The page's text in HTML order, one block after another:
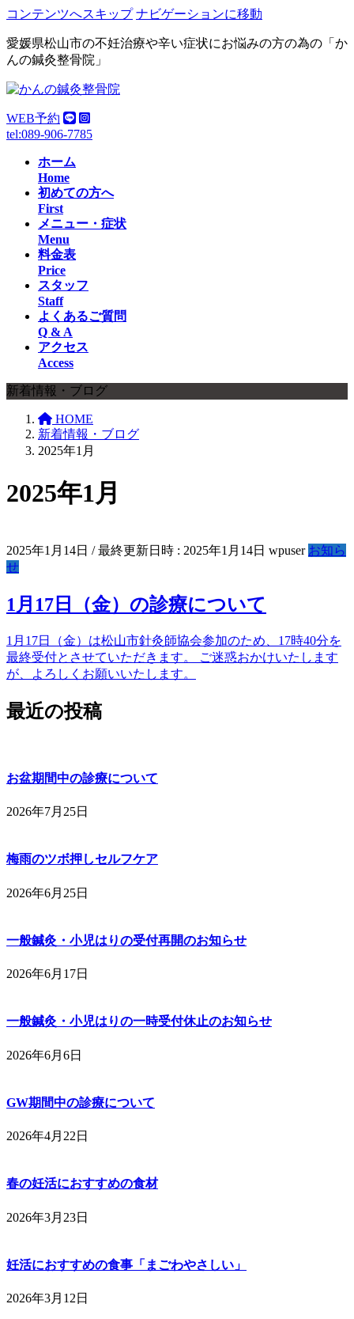
コンテンツへスキップ ナビゲーションに移動
愛媛県松山市の不妊治療や辛い症状にお悩みの方の為の「か
んの鍼灸整骨院」
WEB予約
tel:089-906-7785
ホーム
Home
初めての方へ
First
メニュー・症状
Menu
料金表
Price
スタッフ
Staff
よくあるご質問
Q & A
アクセス
Access
新着情報・ブログ
HOME
新着情報・ブログ
2025年1月
2025年1月
2025年1月14日 / 最終更新日時 : 2025年1月14日 wpuser お知ら
せ
1月17日（金）の診療について
1月17日（金）は松山市針灸師協会参加のため、17時40分を
最終受付とさせていただきます。 ご迷惑おかけいたします
が、よろしくお願いいたします。
最近の投稿
お盆期間中の診療について
2026年7月25日
梅雨のツボ押しセルフケア
2026年6月25日
一般鍼灸・小児はりの受付再開のお知らせ
2026年6月17日
一般鍼灸・小児はりの一時受付休止のお知らせ
2026年6月6日
GW期間中の診療について
2026年4月22日
春の妊活におすすめの食材
2026年3月23日
妊活におすすめの食事「まごわやさしい」
2026年3月12日